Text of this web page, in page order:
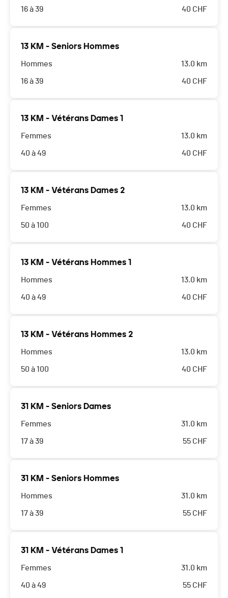
16 à 39 40 CHF
13 KM - Seniors Hommes
Hommes
16 à 39
13.0 km
40 CHF
13 KM - Vétérans Dames 1
Femmes
40 à 49
13.0 km
40 CHF
13 KM - Vétérans Dames 2
Femmes
50 à 100
13.0 km
40 CHF
13 KM - Vétérans Hommes 1
Hommes
40 à 49
13.0 km
40 CHF
13 KM - Vétérans Hommes 2
Hommes
50 à 100
13.0 km
40 CHF
31 KM - Seniors Dames
Femmes
17 à 39
31.0 km
55 CHF
31 KM - Seniors Hommes
Hommes
17 à 39
31.0 km
55 CHF
31 KM - Vétérans Dames 1
Femmes
40 à 49
31.0 km
55 CHF